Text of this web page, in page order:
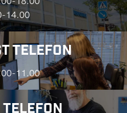
14.00
TELEFON
11.00